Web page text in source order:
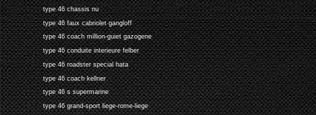
type 46 chassis nu
type 46 faux cabriolet gangloff
type 46 coach million-guiet gazogene
type 46 conduite interieure felber
type 46 roadster special hata
type 46 coach kellner
type 46 s supermarine
type 46 grand-sport liege-rome-liege